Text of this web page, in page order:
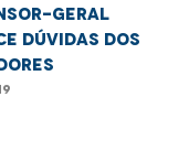
geral
dúvidas dos